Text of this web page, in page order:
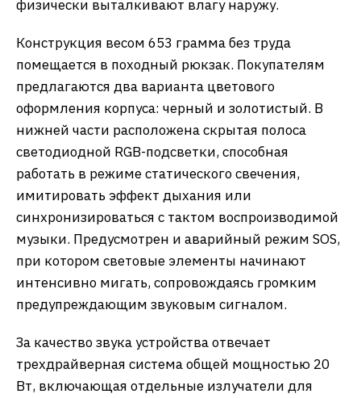
физически выталкивают влагу наружу.
Конструкция весом 653 грамма без труда
помещается в походный рюкзак. Покупателям
предлагаются два варианта цветового
оформления корпуса: черный и золотистый. В
нижней части расположена скрытая полоса
светодиодной RGB-подсветки, способная
работать в режиме статического свечения,
имитировать эффект дыхания или
синхронизироваться с тактом воспроизводимой
музыки. Предусмотрен и аварийный режим SOS,
при котором световые элементы начинают
интенсивно мигать, сопровождаясь громким
предупреждающим звуковым сигналом.
За качество звука устройства отвечает
трехдрайверная система общей мощностью 20
Вт, включающая отдельные излучатели для